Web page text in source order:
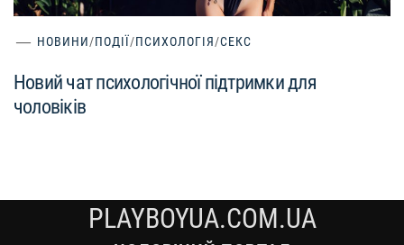
НОВИНИ/ПОДІЇ/ПСИХОЛОГІЯ/СЕКС
Новий чат психологічної підтримки для
чоловіків
PLAYBOYUA.COM.UA